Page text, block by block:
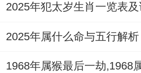
2025年犯太岁生肖一览表